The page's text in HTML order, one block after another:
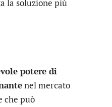
la soluzione più
potere di
nel mercato
che può